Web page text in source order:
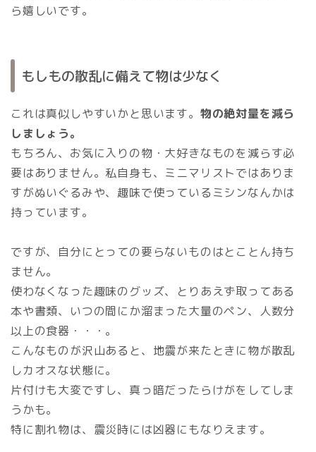
ら嬉しいです。
もしもの散乱に備えて物は少なく
これは真似しやすいかと思います。 物の絶対量を減ら
しましょう。
もちろん、お気に入りの物・大好きなものを減らす必
要はありません。私自身も、ミニマリストではありま
すがぬいぐるみや、趣味で使っているミシンなんかは
持っています。
ですが、自分にとっての要らないものはとことん持ち
ません。
使わなくなった趣味のグッズ、とりあえず取ってある
本や書類、いつの間にか溜まった大量のペン、人数分
以上の食器・・・。
こんなものが沢山あると、地震が来たときに物が散乱
しカオスな状態に。
片付けも大変ですし、真っ暗だったらけがをしてしま
うかも。
特に割れ物は、震災時には凶器にもなりえます。